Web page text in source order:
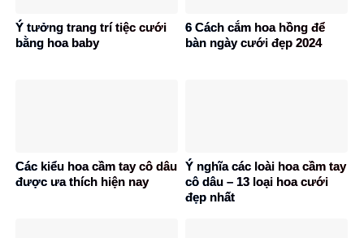
Ý tưởng trang trí tiệc cưới
bằng hoa baby
6 Cách cắm hoa hồng để
bàn ngày cưới đẹp 2024
Các kiểu hoa cầm tay cô dâu
được ưa thích hiện nay
Ý nghĩa các loài hoa cầm tay
cô dâu – 13 loại hoa cưới
đẹp nhất